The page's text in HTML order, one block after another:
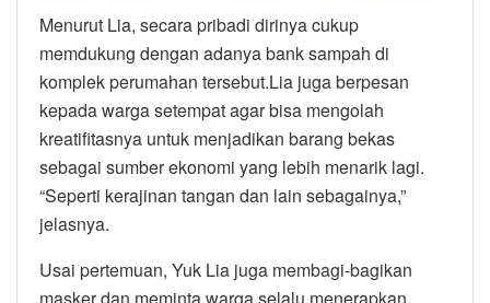
Menurut Lia, secara pribadi dirinya cukup
memdukung dengan adanya bank sampah di
komplek perumahan tersebut.Lia juga berpesan
kepada warga setempat agar bisa mengolah
kreatifitasnya untuk menjadikan barang bekas
sebagai sumber ekonomi yang lebih menarik lagi.
“Seperti kerajinan tangan dan lain sebagainya,”
jelasnya.
Usai pertemuan, Yuk Lia juga membagi-bagikan